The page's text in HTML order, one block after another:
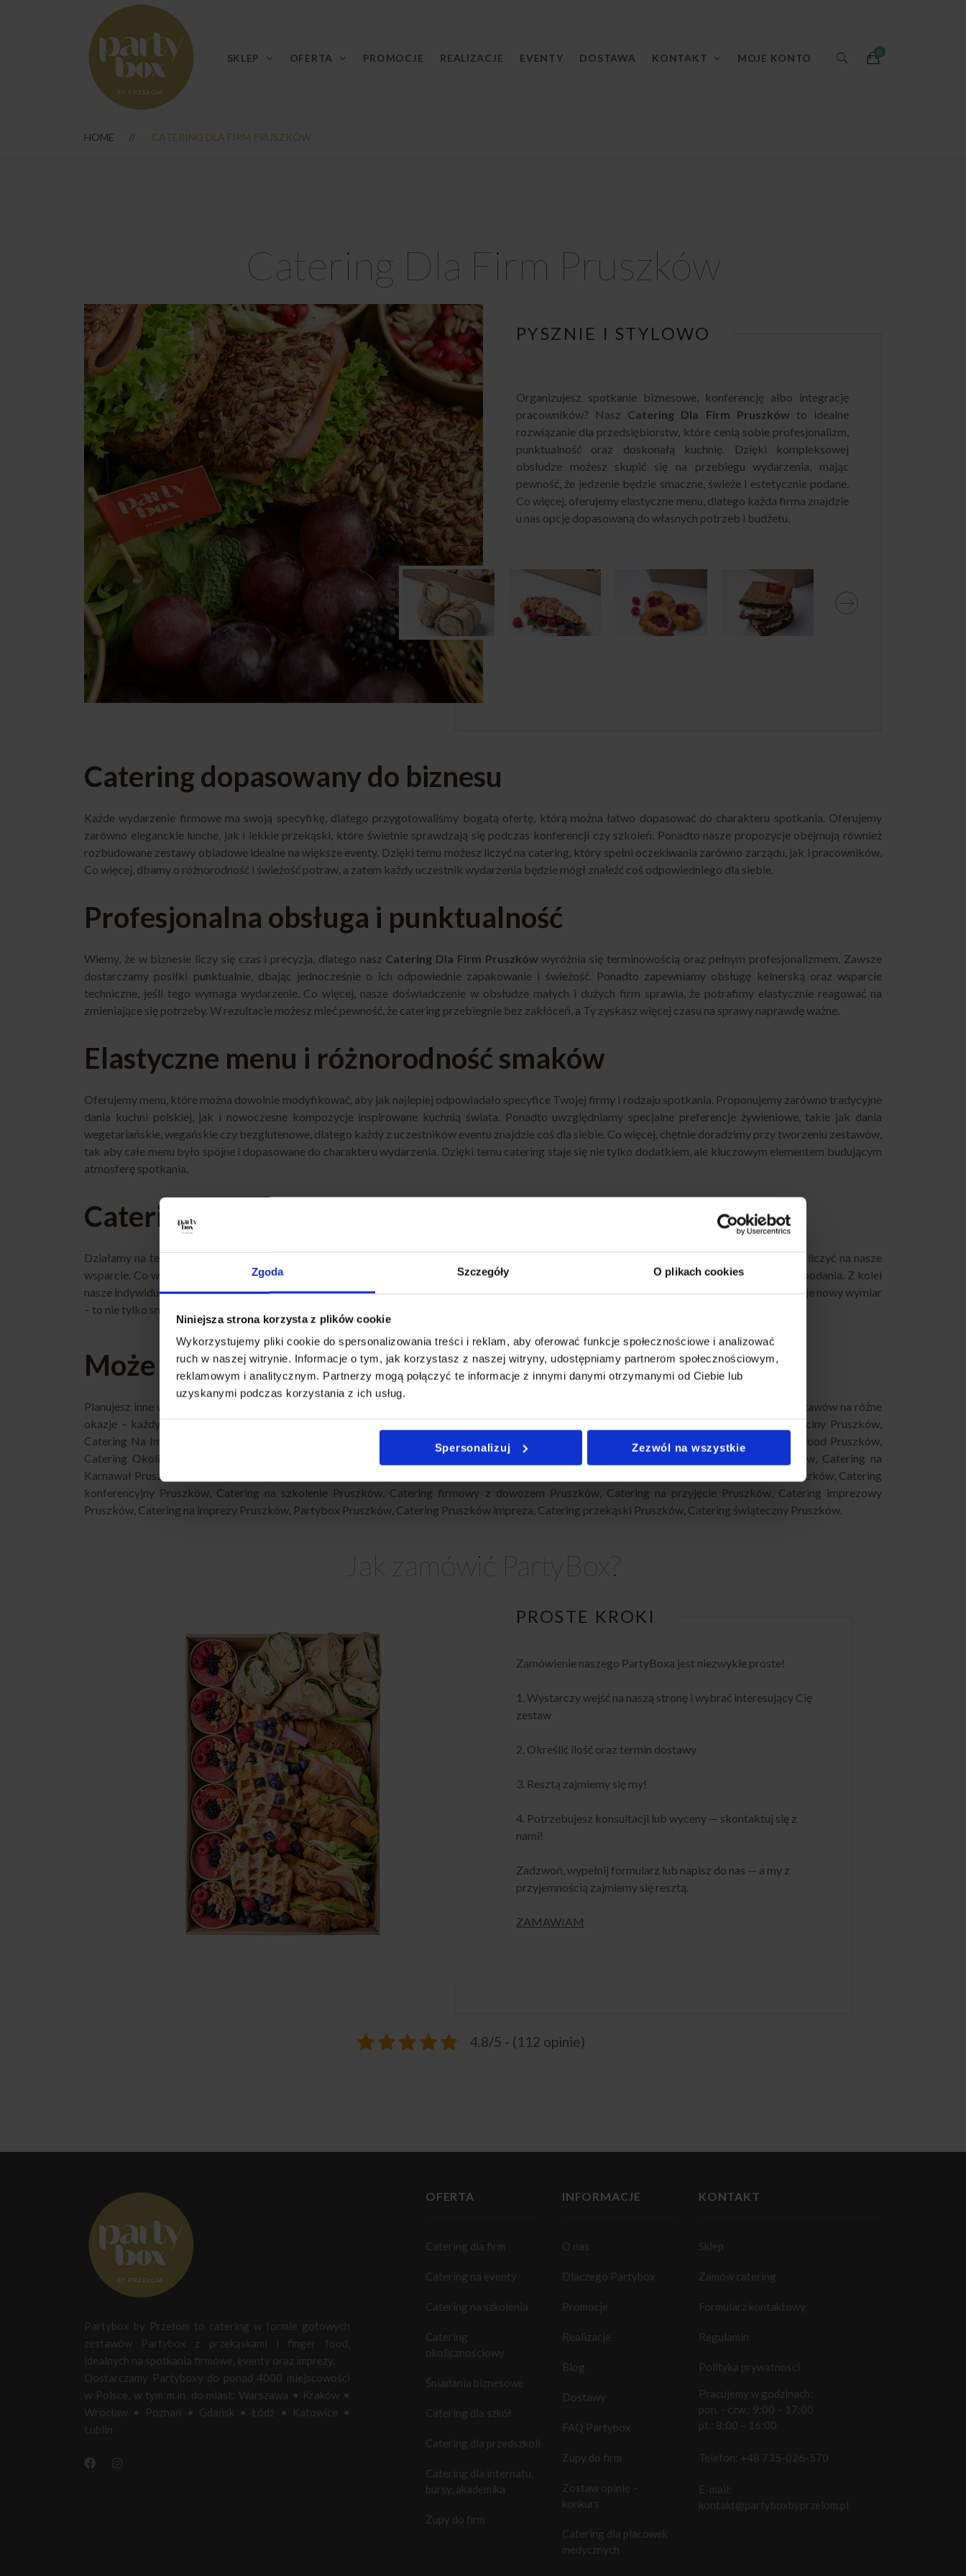
Zgoda Szczegóły O plikach cookies
Niniejsza strona korzysta z plików cookie
Wykorzystujemy pliki cookie do spersonalizowania treści i reklam, aby oferować funkcje społecznościowe i analizować
ruch w naszej witrynie. Informacje o tym, jak korzystasz z naszej witryny, udostępniamy partnerom społecznościowym,
reklamowym i analitycznym. Partnerzy mogą połączyć te informacje z innymi danymi otrzymanymi od Ciebie lub
uzyskanymi podczas korzystania z ich usług.
Spersonalizuj Zezwól na wszystkie
SKLEP OFERTA PROMOCJE REALIZACJE EVENTY DOSTAWA KONTAKT MOJE KONTO
HOME CATERING DLA FIRM PRUSZKÓW
Catering Dla Firm Pruszków
PYSZNIE I STYLOWO
Organizujesz spotkanie biznesowe, konferencję albo integrację
pracowników? Nasz Catering Dla Firm Pruszków to idealne
rozwiązanie dla przedsiębiorstw, które cenią sobie profesjonalizm,
punktualność oraz doskonałą kuchnię. Dzięki kompleksowej
obsłudze możesz skupić się na przebiegu wydarzenia, mając
pewność, że jedzenie będzie smaczne, świeże i estetycznie podane.
Co więcej, oferujemy elastyczne menu, dlatego każda firma znajdzie
u nas opcję dopasowaną do własnych potrzeb i budżetu.
Catering dopasowany do biznesu
Każde wydarzenie firmowe ma swoją specyfikę, dlatego przygotowaliśmy bogatą ofertę, którą można łatwo dopasować do charakteru spotkania. Oferujemy
zarówno eleganckie lunche, jak i lekkie przekąski, które świetnie sprawdzają się podczas konferencji czy szkoleń. Ponadto nasze propozycje obejmują również
rozbudowane zestawy obiadowe idealne na większe eventy. Dzięki temu możesz liczyć na catering, który spełni oczekiwania zarówno zarządu, jak i pracowników.
Co więcej, dbamy o różnorodność i świeżość potraw, a zatem każdy uczestnik wydarzenia będzie mógł znaleźć coś odpowiedniego dla siebie.
Profesjonalna obsługa i punktualność
Wiemy, że w biznesie liczy się czas i precyzja, dlatego nasz Catering Dla Firm Pruszków wyróżnia się terminowością oraz pełnym profesjonalizmem. Zawsze
dostarczamy posiłki punktualnie, dbając jednocześnie o ich odpowiednie zapakowanie i świeżość. Ponadto zapewniamy obsługę kelnerską oraz wsparcie
techniczne, jeśli tego wymaga wydarzenie. Co więcej, nasze doświadczenie w obsłudze małych i dużych firm sprawia, że potrafimy elastycznie reagować na
zmieniające się potrzeby. W rezultacie możesz mieć pewność, że catering przebiegnie bez zakłóceń, a Ty zyskasz więcej czasu na sprawy naprawdę ważne.
Elastyczne menu i różnorodność smaków
Oferujemy menu, które można dowolnie modyfikować, aby jak najlepiej odpowiadało specyfice Twojej firmy i rodzaju spotkania. Proponujemy zarówno tradycyjne
dania kuchni polskiej, jak i nowoczesne kompozycje inspirowane kuchnią świata. Ponadto uwzględniamy specjalne preferencje żywieniowe, takie jak dania
wegetariańskie, wegańskie czy bezglutenowe, dlatego każdy z uczestników eventu znajdzie coś dla siebie. Co więcej, chętnie doradzimy przy tworzeniu zestawów,
tak aby całe menu było spójne i dopasowane do charakteru wydarzenia. Dzięki temu catering staje się nie tylko dodatkiem, ale kluczowym elementem budującym
atmosferę spotkania.
Catering w Pruszkowie i okolicach
Działamy na terenie Pruszkowa oraz w okolicznych miejscowościach, dlatego niezależnie od tego, gdzie organizujesz swoje wydarzenie, możesz liczyć na nasze
wsparcie. Co więcej, zapewniamy transport w odpowiednich warunkach, dzięki czemu wszystkie potrawy trafiają na miejsce świeże i gotowe do podania. Z kolei
nasze indywidualne podejście do klienta sprawia, że każde zamówienie traktujemy priorytetowo. W rezultacie catering dla firm w Pruszkowie zyskuje nowy wymiar
– to nie tylko smaczne jedzenie, ale również profesjonalna obsługa, która wspiera sukces Twojego biznesu.
Może Cię to zainteresuje
Planujesz inne wydarzenie i szukasz sprawdzonego cateringu w Pruszkowie? Sprawdź nasze pozostałe propozycje! Oferujemy szeroki wybór zestawów na różne
okazje – każdy znajdzie coś dla siebie. Zobacz również:Catering Na Komunię Pruszków,Catering Na Urodziny Pruszków,Catering Na Chrzciny Pruszków,
Catering Na Imprezę Pruszków
Catering Dla Firm Pruszków Catering Na Imprezy Domowe Pruszków Finger Food Pruszków,
Catering Okolicznościowy Pruszków
Catering Na Baby Shower Pruszków Catering Super Boxy Pruszków Catering Andrzejkowy Pruszków, Catering na
Karnawał Pruszków
Catering biznesowy Pruszków, Catering
konferencyjny Pruszków Catering na szkolenie Pruszków Catering firmowy z dowozem Pruszków, Catering na przyjęcie Pruszków, Catering imprezowy
Pruszków, Catering na imprezy Pruszków Partybox Pruszków Catering Pruszków impreza Catering przekąski Pruszków Catering świąteczny Pruszków.
Jak zamówić PartyBox?
PROSTE KROKI
Zamówienie naszego PartyBoxa jest niezwykle proste!
1. Wystarczy wejść na naszą stronę i wybrać interesujący Cię
zestaw
2. Określić ilość oraz termin dostawy
3. Resztą zajmiemy się my!
4. Potrzebujesz konsultacji lub wyceny — skontaktuj się z
nami!
Zadzwoń, wypełnij formularz lub napisz do nas — a my z
przyjemnością zajmiemy się resztą.
ZAMAWIAM
4.8/5 - (112 opinie)
Partybox by Przełom to catering w formie gotowych
zestawów Partybox z przekąskami i finger food,
idealnych na spotkania firmowe, eventy oraz imprezy.
Dostarczamy Partyboxy do ponad 4000 miejscowości
w Polsce, w tym m.in. do miast: Warszawa • Kraków •
Wrocław • Poznań • Gdańsk • Łódź • Katowice •
Lublin
OFERTA
Catering dla firm
Catering na eventy
Catering na szkolenia
Catering
okolicznościowy
Śniadania biznesowe
Catering dla szkół
Catering dla przedszkoli
Catering dla internatu,
bursy, akademika
Zupy do firm
INFORMACJE
O nas
Dlaczego Partybox
Promocje
Realizacje
Blog
Dostawy
FAQ Partybox
Zupy do firm
Zostaw opinię –
konkurs
Catering dla placówek
medycznych
KONTAKT
Sklep
Zamów catering
Formularz kontaktowy
Regulamin
Polityka prywatności
Pracujemy w godzinach:
pon. - czw.: 9:00 – 17:00
pt.: 8:00 – 16:00
Telefon: +48 735-026-570
E-mail:
kontakt@partyboxbyprzelom.pl